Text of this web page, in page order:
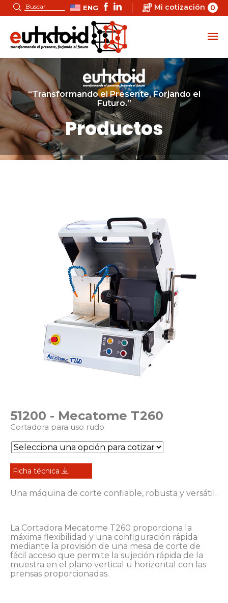
ENG Mi cotización 0
“Transformando el Presente, Forjando el
Futuro.”
Productos
51200 - Mecatome T260
Cortadora para uso rudo
Ficha técnica
Una máquina de corte confiable, robusta y versátil.
La Cortadora Mecatome T260 proporciona la
máxima flexibilidad y una configuración rápida
mediante la provisión de una mesa de corte de
fácil acceso que permite la sujeción rápida de la
muestra en el plano vertical u horizontal con las
prensas proporcionadas.